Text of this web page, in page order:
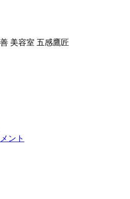
美容室 五感鷹匠
ント